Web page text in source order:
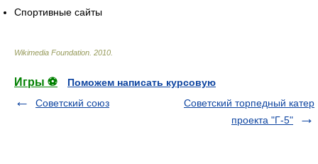
Спортивные сайты
Wikimedia Foundation 2010
Игры ⚽
Поможем написать курсовую
Советский союз
Советский торпедный катер
проекта "Г-5"